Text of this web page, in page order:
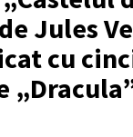
Jules
cu